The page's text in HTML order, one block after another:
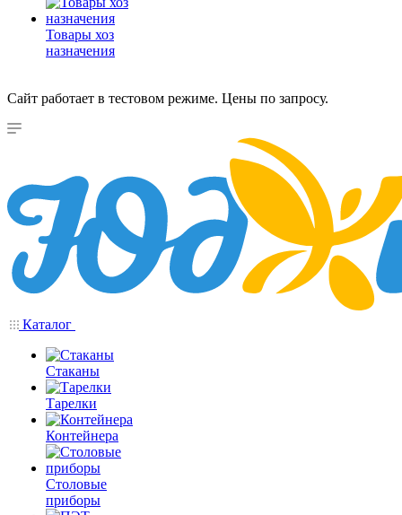
Товары хоз
назначения
Сайт работает в тестовом режиме. Цены по запросу.
Каталог
Стаканы
Тарелки
Контейнера
Столовые
приборы